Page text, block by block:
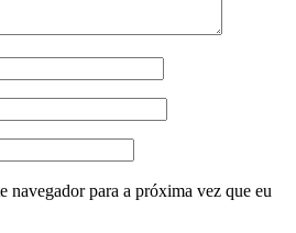
navegador para a próxima vez que eu